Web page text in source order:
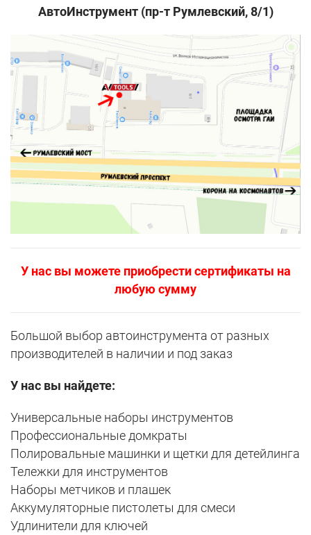
АвтоИнструмент (пр-т Румлевский, 8/1)
У нас вы можете приобрести сертификаты на
любую сумму
Большой выбор автоинструмента от разных
производителей в наличии и под заказ
У нас вы найдете:
Универсальные наборы инструментов
Профессиональные домкраты
Полировальные машинки и щетки для детейлинга
Тележки для инструментов
Наборы метчиков и плашек
Аккумуляторные пистолеты для смеси
Удлинители для ключей